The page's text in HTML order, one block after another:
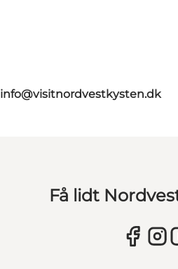
info@visitnordvestkysten.dk
Få lidt